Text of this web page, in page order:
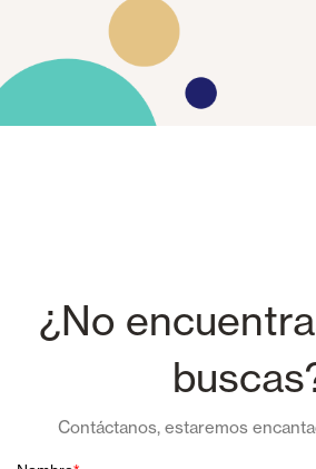
¿No
Contáctanos, estaremos